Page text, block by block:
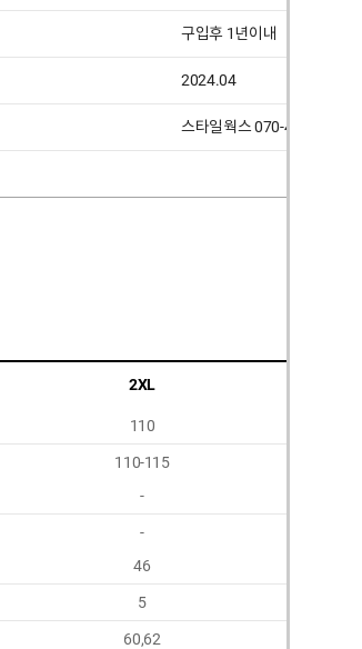
구입후 1년이내
2024.04
스타일웍스 070-4190-2233
2XL
110
110-115
-
-
46
5
60,62